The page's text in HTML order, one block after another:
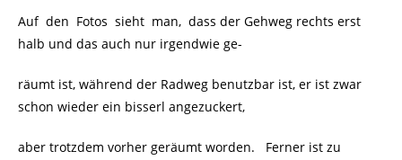
Auf den Fotos sieht man, dass der Gehweg rechts erst
halb und das auch nur irgendwie ge-
räumt ist, während der Radweg benutzbar ist, er ist zwar
schon wieder ein bisserl angezuckert,
aber trotzdem vorher geräumt worden. Ferner ist zu